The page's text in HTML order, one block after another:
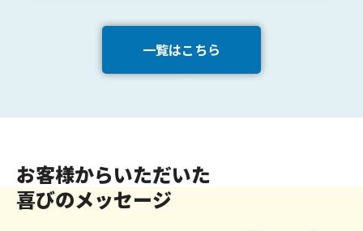
一覧はこちら
お客様からいただいた
喜びのメッセージ